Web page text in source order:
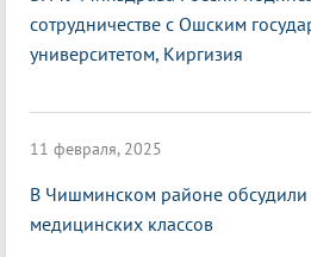
сотрудничестве с Ошским
университетом, Киргизия
11 февраля, 2025
В Чишминском районе обсудили
медицинских классов